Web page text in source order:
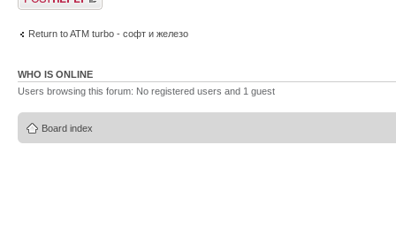
Return to ATM turbo - софт и железо
WHO IS ONLINE
Users browsing this forum: No registered users and 1 guest
Board index